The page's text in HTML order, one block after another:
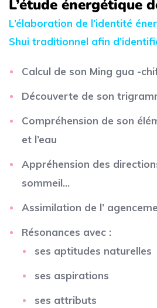
L’étude énergétique
L’élaboration de l’identité
Shui traditionnel afin
Calcul de son Ming gua -
Découverte de son
Compréhension de son
et l’eau
Appréhension des
sommeil…
Assimilation de l’
Résonances avec :
ses aptitudes naturelles
ses aspirations
ses attributs